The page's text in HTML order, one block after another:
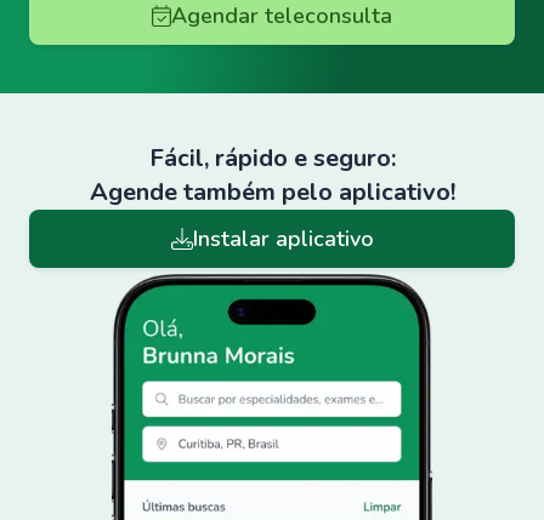
Agendar teleconsulta
Fácil, rápido e seguro:
Agende também pelo aplicativo!
Instalar aplicativo